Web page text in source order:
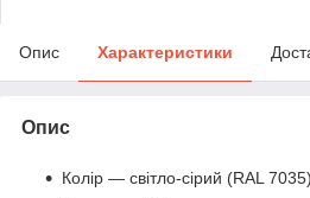
Опис Характеристики
Опис
Колір — світло-сірий (RAL 7035).